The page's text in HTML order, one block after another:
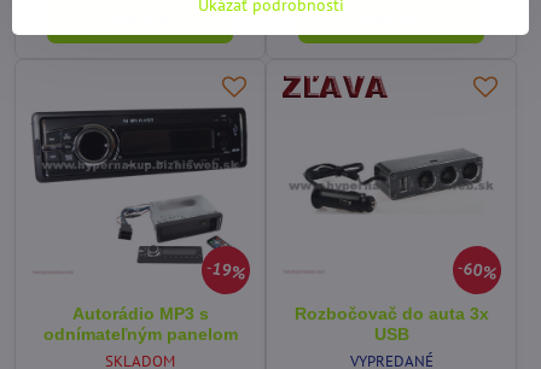
19%
Autorádio MP3 s
odnímateľným panelom
SKLADOM
60%
Rozbočovač do auta 3x
USB
VYPREDANÉ